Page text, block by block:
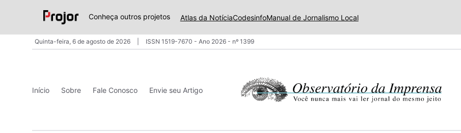
Conheça outros projetos Atlas da NotíciaCodesinfoManual de Jornalismo Local
Quinta-feira, 6 de agosto de 2026 ISSN 1519-7670 - Ano 2026 - nº 1399
Início Sobre Fale Conosco Envie seu Artigo